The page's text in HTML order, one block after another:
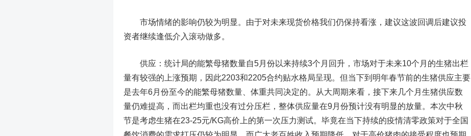
市场情绪的影响仍较为明显。由于对未来现货价格我们仍保持看涨，建议这波回调后建议投
资者继续逢低介入滚动做多。
供应：统计局的能繁母猪数量自5月份以来持续3个月回升，市场对于未来10个月的生猪出栏
量有较强的上涨预期，因此2203和2205合约贴水格局呈现。但当下到明年春节前的生猪供应主要
是去年6月份至今的能繁母猪数量、体重共同决定的。从大周期来看，接下来几个月生猪供应数
量仍难提高，而出栏均重也没有过分压栏，整体供应量在9月份预计没有明显的放量。本次中秋
节是考虑生猪在23-25元/KG高价上的第一次压力测试。毕竟在当下持续的疫情清零政策对于全国